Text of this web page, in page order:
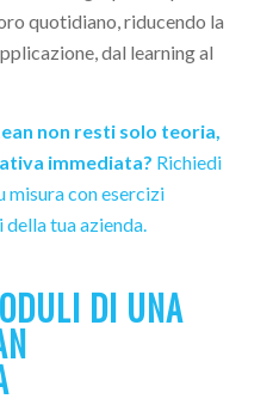
quotidiano, riducendo la
dal learning al
non resti solo teoria,
immediata? Richiedi
misura con esercizi
tua azienda.
DI UNA